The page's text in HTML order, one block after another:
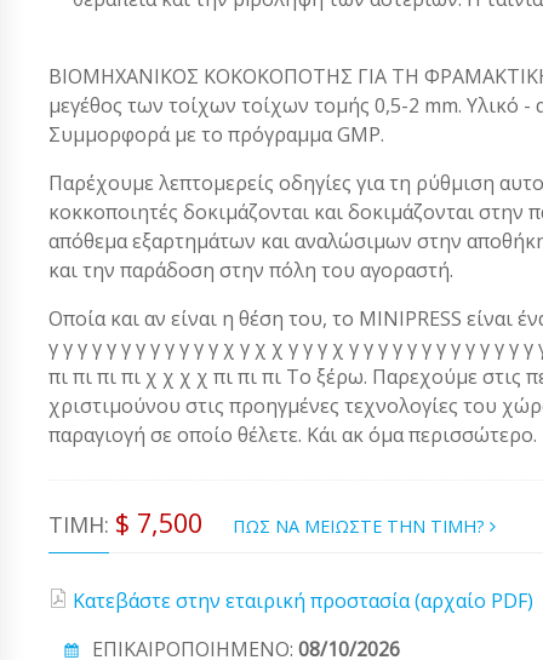
ΒΙΟΜΗΧΑΝΙΚΟΣ ΚΟΚΟΚΟΠΟΤΗΣ ΓΙΑ ΤΗ ΦΡΑΜΑΚΤΙΚΗ
μεγέθος των τοίχων τοίχων τομής 0,5-2 mm. Υλικό -
Συμμορφορά με το πρόγραμμα GMP.
Παρέχουμε λεπτομερείς οδηγίες για τη ρύθμιση
κοκκοποιητές δοκιμάζονται και δοκιμάζονται
απόθεμα εξαρτημάτων και αναλώσιμων στην
και την παράδοση στην πόλη του αγοραστή.
Οποία και αν είναι η θέση του, το MINIPRESS είναι
γ γ γ γ γ γ γ γ γ γ γ γ χ γ χ χ γ γ γ χ γ γ γ γ γ γ γ γ γ γ
πι πι πι πι χ χ χ χ πι πι πι Το ξέρω. Παρεχούμε στις
χριστιμούνου στις προηγμένες τεχνολογίες του
παραγιογή σε οποίο θέλετε. Κάι ακ όμα περισσώτερο.
ΤΙΜΉ: $ 7,500 ΠΩΣ ΝΑ ΜΕΙΩΣΤΕ ΤΗΝ ΤΙΜΗ?
Κατεβάστε στην εταιρική προστασία (αρχαίο PDF)
ΕΠΙΚΑΙΡΟΠΟΙΗΜΕΝΟ: 08/10/2026